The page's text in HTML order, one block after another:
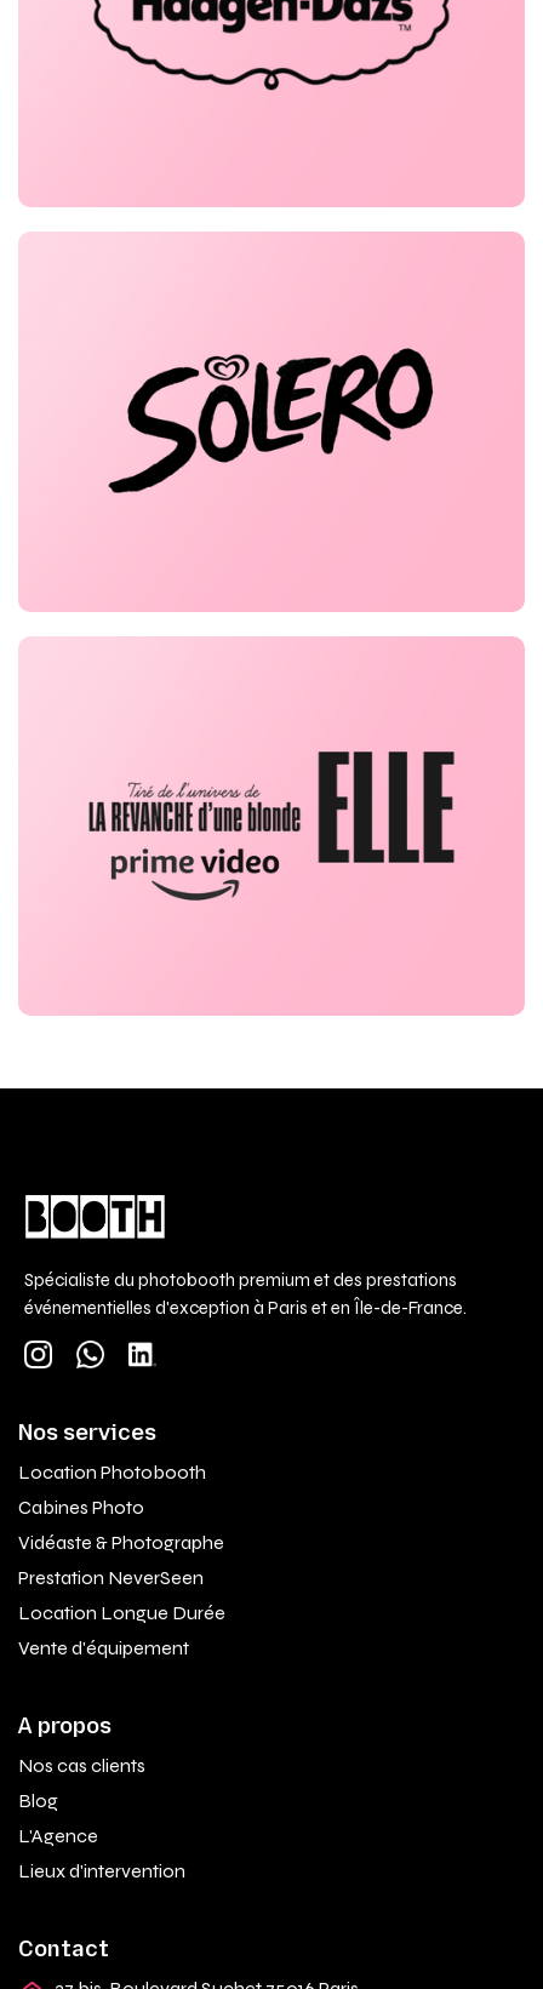
Spécialiste du photobooth premium et des prestations
événementielles d'exception à Paris et en Île-de-France.
Nos services
Location Photobooth
Cabines Photo
Vidéaste & Photographe
Prestation NeverSeen
Location Longue Durée
Vente d'équipement
A propos
Nos cas clients
Blog
L'Agence
Lieux d'intervention
Contact